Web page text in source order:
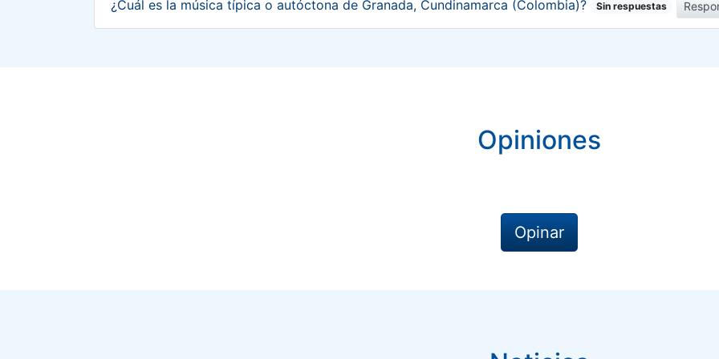
¿Cuál es la música típica o autóctona de Granada, Cundinamarca (Colombia)? Sin respuestas
Opiniones
Opinar